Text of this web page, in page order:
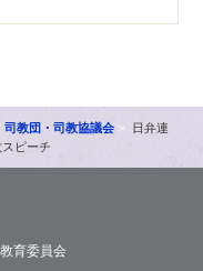
司教団・司教協議会
日弁連
ピーチ
育委員会